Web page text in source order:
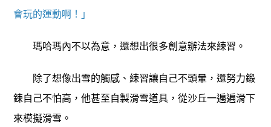
會玩的運動啊！」
瑪哈瑪內不以為意，還想出很多創意辦法來練習。
除了想像出雪的觸感、練習讓自己不頭暈，還努力鍛
鍊自己不怕高，他甚至自製滑雪道具，從沙丘一遍遍滑下
來模擬滑雪。